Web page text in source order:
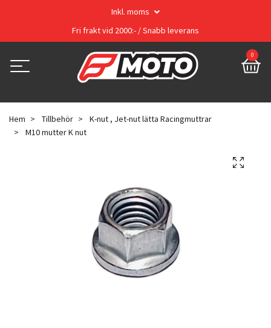
Inkl. moms
Fri frakt vid 2000:- / Snabb leverans
0
Hem Tillbehör
K-nut , Jet-nut lätta Racingmuttrar
M10 mutter K nut